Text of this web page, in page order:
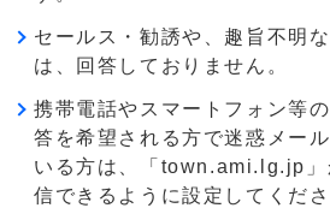
セールス・勧誘や、趣旨不明
は、回答しておりません。
携帯電話やスマートフォン等
答を希望される方で迷惑メー
いる方は、「town.ami.lg.jp」
信できるように設定してくださ